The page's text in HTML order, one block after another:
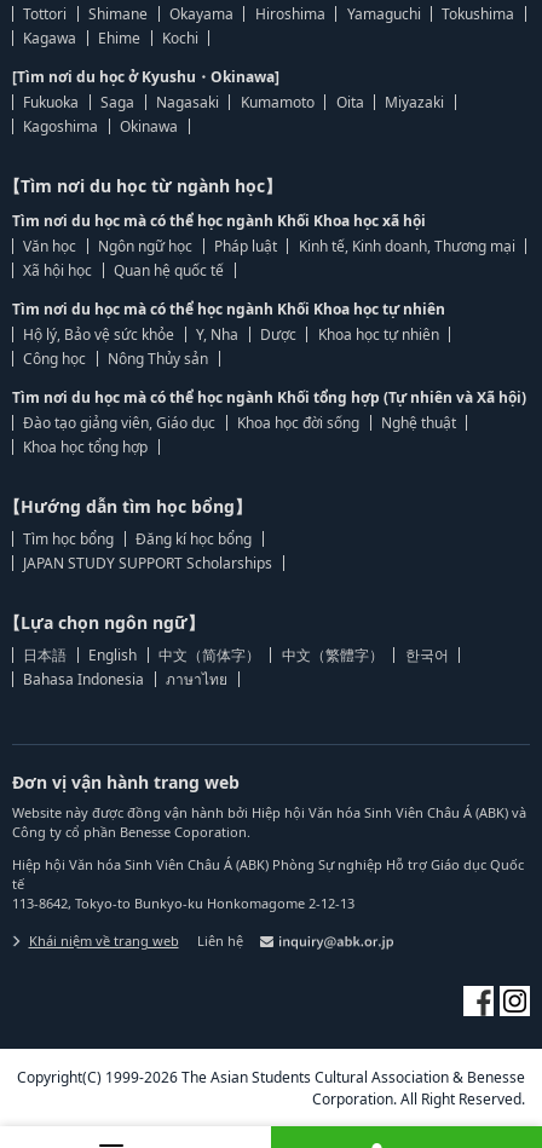
Tottori
Shimane Okayama Hiroshima Yamaguchi
Tokushima
Kagawa
Ehime
Kochi
[Tìm nơi du học ở Kyushu・Okinawa]
Fukuoka
Saga Nagasaki Kumamoto Oita
Miyazaki
Kagoshima
Okinawa
【Tìm nơi du học từ ngành học】
Tìm nơi du học mà có thể học ngành Khối Khoa học xã hội
Văn học
Ngôn ngữ học Pháp luật
Kinh tế, Kinh doanh, Thương mại
Xã hội học
Quan hệ quốc tế
Tìm nơi du học mà có thể học ngành Khối Khoa học tự nhiên
Hộ lý, Bảo vệ sức khỏe
Y, Nha Dược
Khoa học tự nhiên
Công học
Nông Thủy sản
Tìm nơi du học mà có thể học ngành Khối tổng hợp (Tự nhiên và Xã hội)
Đào tạo giảng viên, Giáo dục
Khoa học đời sống
Nghệ thuật
Khoa học tổng hợp
【Hướng dẫn tìm học bổng】
Tìm học bổng
Đăng kí học bổng
JAPAN STUDY SUPPORT Scholarships
【Lựa chọn ngôn ngữ】
日本語 English 中文（简体字） 中文（繁體字）
한국어
Bahasa Indonesia
ภาษาไทย
Đơn vị vận hành trang web
Website này được đồng vận hành bởi Hiệp hội Văn hóa Sinh Viên Châu Á (ABK) và
Công ty cổ phần Benesse Coporation.
Hiệp hội Văn hóa Sinh Viên Châu Á (ABK) Phòng Sự nghiệp Hỗ trợ Giáo dục Quốc
tế
113-8642, Tokyo-to Bunkyo-ku Honkomagome 2-12-13
Khái niệm về trang web Liên hệ
Copyright(C) 1999-2026 The Asian Students Cultural Association & Benesse
Corporation. All Right Reserved.